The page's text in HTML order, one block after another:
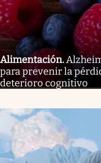
Alimentación.
para prevenir la
deterioro cognitivo